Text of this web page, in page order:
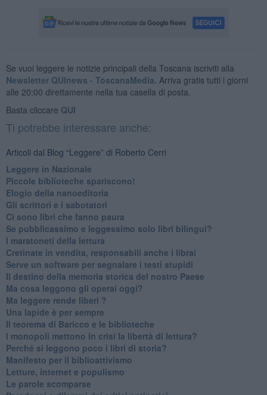
Se vuoi leggere le notizie principali della Toscana iscriviti alla
Newsletter QUInews - ToscanaMedia. Arriva gratis tutti i giorni
alle 20:00 direttamente nella tua casella di posta.
Basta cliccare QUI
Ti potrebbe interessare anche:
Articoli dal Blog “Leggere” di Roberto Cerri
​Leggere in Nazionale
​Piccole biblioteche spariscono!
​Elogio della nanoeditoria
Gli scrittori e i sabotatori
Ci sono libri che fanno paura
Se pubblicassimo e leggessimo solo libri bilingui?
I maratoneti della lettura
Cretinate in vendita, responsabili anche i librai
Serve un software per segnalare i testi stupidi
​Il destino della memoria storica del nostro Paese
Ma cosa leggono gli operai oggi?
Ma leggere rende liberi ?
​Una lapide è per sempre
Il teorema di Baricco e le biblioteche
I monopoli mettono in crisi la libertà di lettura?
​Perché si leggono poco i libri di storia?
​Manifesto per il biblioattivismo
Letture, internet e populismo
​Le parole scomparse